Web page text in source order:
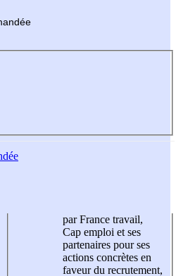
par France travail,
Cap emploi et ses
partenaires pour ses
actions concrètes en
faveur du recrutement,